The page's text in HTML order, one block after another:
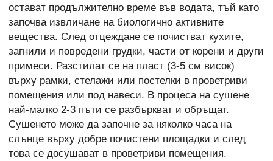
остават продължително време във водата, тъй като
започва извличане на биологично активните
вещества. След отцеждане се почистват кухите,
загнили и повредени грудки, части от корени и други
примеси. Разстилат се на пласт (3-5 см висок)
върху рамки, стелажи или постелки в проветриви
помещения или под навеси. В процеса на сушене
най-малко 2-3 пъти се разбъркват и обръщат.
Сушенето може да започне за няколко часа на
слънце върху добре почистени площадки и след
това се досушават в проветриви помещения.